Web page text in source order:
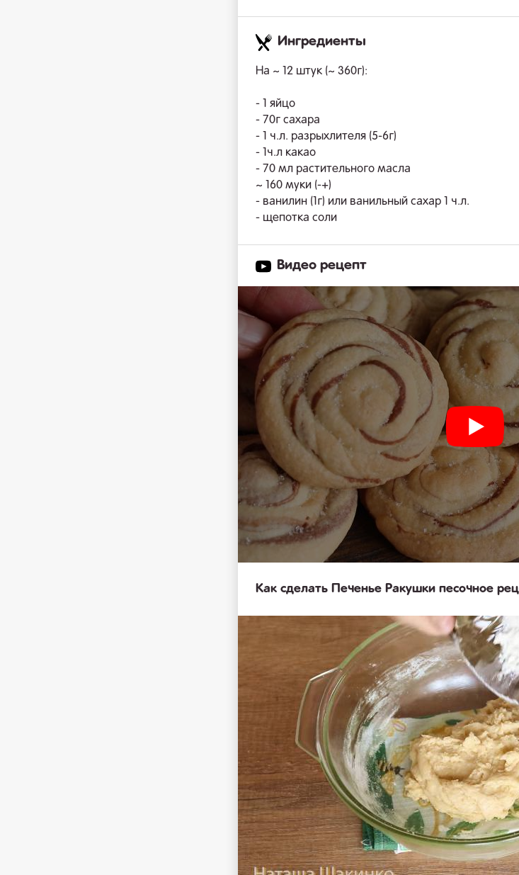
Ингредиенты
На ~ 12 штук (~ 360г):
- 1 яйцо
- 70г сахара
- 1 ч.л. разрыхлителя (5-6г)
- 1ч.л какао
- 70 мл растительного масла
~ 160 муки (-+)
- ванилин (1г) или ванильный сахар 1 ч.л.
- щепотка соли
Видео рецепт
Как сделать Печенье Ракушки песочное